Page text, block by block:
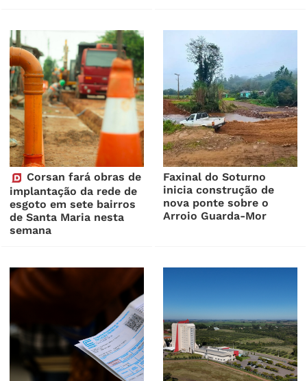
Corsan fará obras de
implantação da rede de
esgoto em sete bairros
de Santa Maria nesta
semana
Faxinal do Soturno
inicia construção de
nova ponte sobre o
Arroio Guarda-Mor